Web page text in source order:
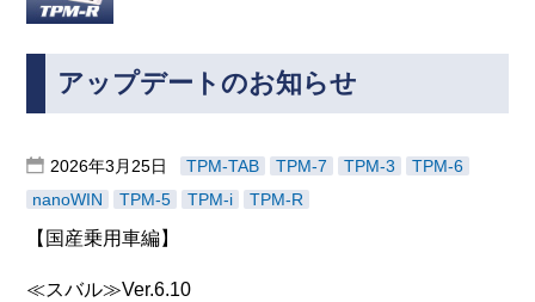
アップデートのお知らせ
2026年3月25日 TPM-TAB TPM-7 TPM-3
TPM-6
nanoWIN
TPM-5 TPM-i TPM-R
【国産乗用車編】
≪スバル≫Ver.6.10